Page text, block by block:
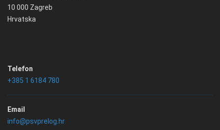
10 000 Zagreb
Hrvatska
Telefon
+385 1 6184 780
Email
info@psvprelog.hr